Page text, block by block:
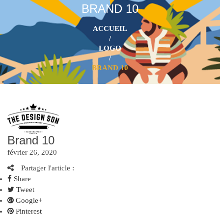
BRAND 10
ACCUEIL
/
LOGO
/
BRAND 10
Brand 10
février 26, 2020
Partager l'article :
Share
Tweet
Google+
Pinterest